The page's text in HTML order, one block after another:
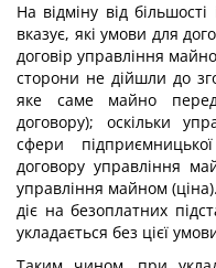
На відміну від
вказує, які умови для
договір управління
сторони не дійшли до
яке саме майно
договору); оскільки
сфери
договору управління
управління майном
діє на безоплатних
укладається без цієї